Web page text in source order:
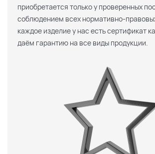
приобретается только у проверенных
соблюдением всех нормативно-
каждое изделие у нас есть сертификат
даём гарантию на все виды продукции.